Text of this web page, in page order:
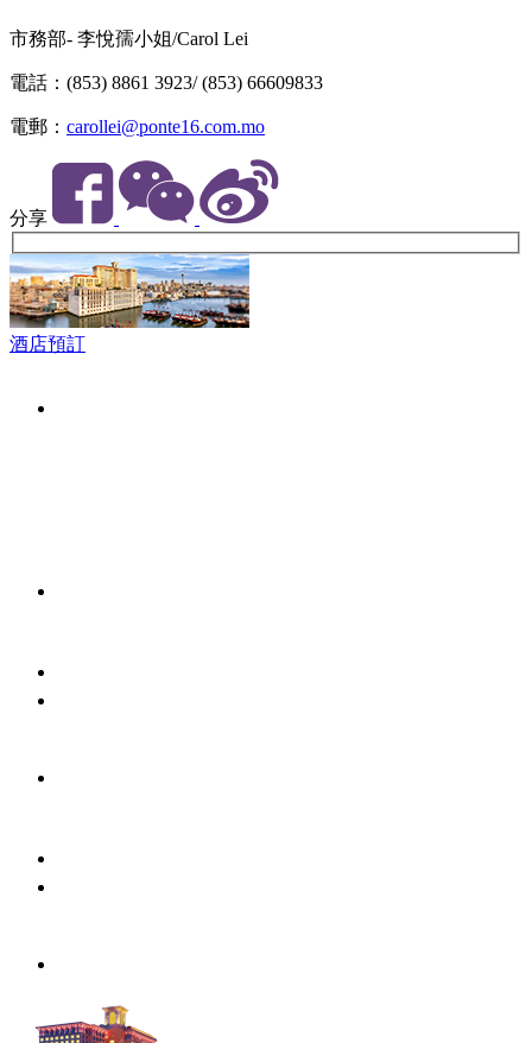
市務部- 李悅孺小姐/Carol Lei
電話：(853) 8861 3923/ (853) 66609833
電郵： carollei@ponte16.com.mo
分享
酒店預訂